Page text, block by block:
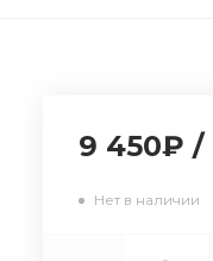
9 450₽ /
Нет в наличии